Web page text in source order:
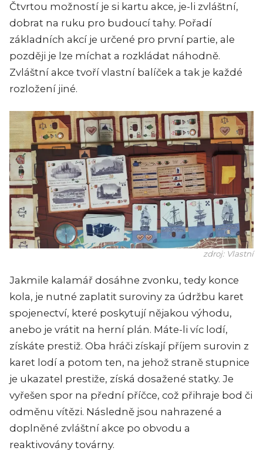
Čtvrtou možností je si kartu akce, je-li zvláštní,
dobrat na ruku pro budoucí tahy. Pořadí
základních akcí je určené pro první partie, ale
později je lze míchat a rozkládat náhodně.
Zvláštní akce tvoří vlastní balíček a tak je každé
rozložení jiné.
zdroj: Vlastní
Jakmile kalamář dosáhne zvonku, tedy konce
kola, je nutné zaplatit suroviny za údržbu karet
spojenectví, které poskytují nějakou výhodu,
anebo je vrátit na herní plán. Máte-li víc lodí,
získáte prestiž. Oba hráči získají příjem surovin z
karet lodí a potom ten, na jehož straně stupnice
je ukazatel prestiže, získá dosažené statky. Je
vyřešen spor na přední příčce, což přihraje bod či
odměnu vítězi. Následně jsou nahrazené a
doplněné zvláštní akce po obvodu a
reaktivovány továrny.